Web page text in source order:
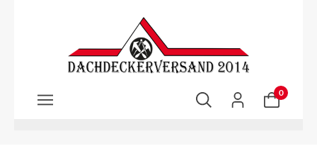
Zum Hauptinhalt springen
0